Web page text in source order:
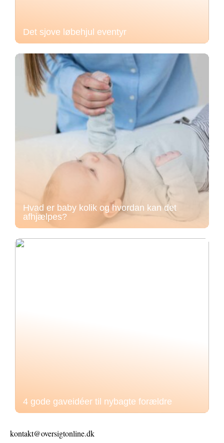
Det sjove løbehjul eventyr
Hvad er baby kolik og hvordan kan det
afhjælpes?
4 gode gaveidéer til nybagte forældre
kontakt@oversigtonline.dk